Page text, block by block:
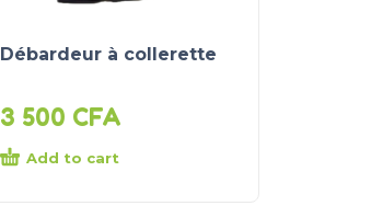
Débardeur à collerette
3 500 CFA
Add to cart